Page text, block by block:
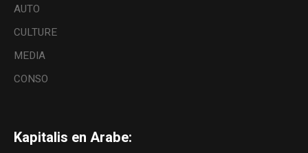
AUTO
CULTURE
MEDIA
CONSO
Kapitalis en Arabe: